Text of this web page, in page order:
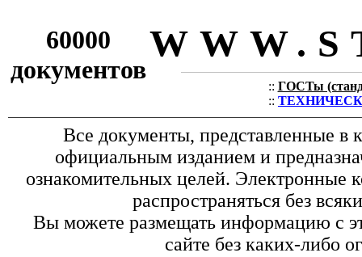
60000
документов
:: ГОСТы
::
Все документы, представленные в
официальным изданием и
ознакомительных целей. Электронные
распространяться без
Вы можете размещать информацию с
сайте без каких-либо